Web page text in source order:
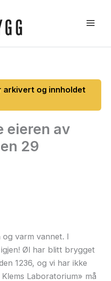
eieren av
29
varm vannet. I
Øl har blitt brygget
1236, og vi har ikke
Laboratorium» må